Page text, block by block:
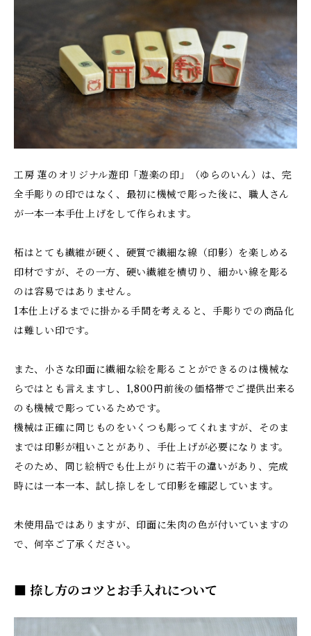
工房 蓮のオリジナル遊印「遊楽の印」（ゆらのいん）は、完
全手彫りの印ではなく、最初に機械で彫った後に、職人さん
が一本一本手仕上げをして作られます。
柘はとても繊維が硬く、硬質で繊細な線（印影）を楽しめる
印材ですが、その一方、硬い繊維を横切り、細かい線を彫る
のは容易ではありません。
1本仕上げるまでに掛かる手間を考えると、手彫りでの商品化
は難しい印です。
また、小さな印面に繊細な絵を彫ることができるのは機械な
らではとも言えますし、1,800円前後の価格帯でご提供出来る
のも機械で彫っているためです。
機械は正確に同じものをいくつも彫ってくれますが、そのま
までは印影が粗いことがあり、手仕上げが必要になります。
そのため、同じ絵柄でも仕上がりに若干の違いがあり、完成
時には一本一本、試し捺しをして印影を確認しています。
未使用品ではありますが、印面に朱肉の色が付いていますの
で、何卒ご了承ください。
■ 捺し方のコツとお手入れについて